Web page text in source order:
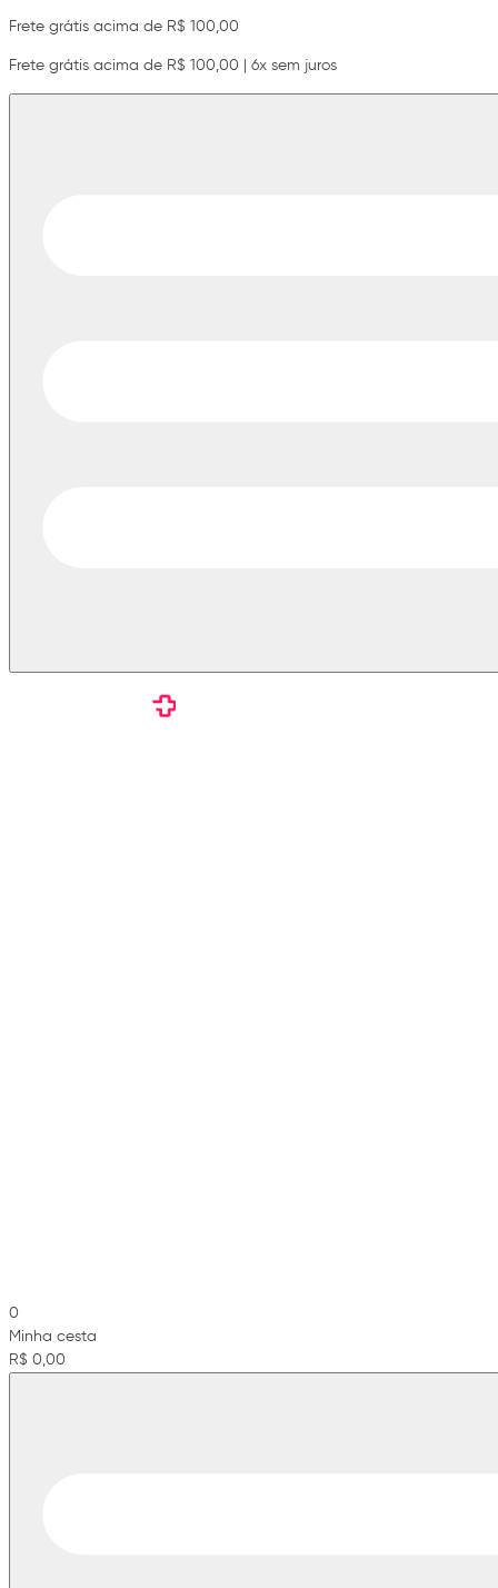
Frete grátis acima de R$ 100,00
Frete grátis acima de R$ 100,00 | 6x sem juros
0
Minha cesta
R$ 0,00